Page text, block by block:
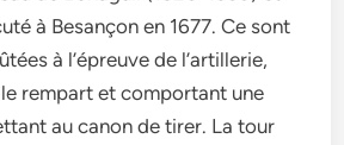
à Besançon en 1677. Ce sont
à l’épreuve de l’artillerie,
rempart et comportant une
au canon de tirer. La tour